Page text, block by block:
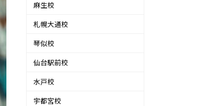
麻生校
札幌大通校
琴似校
仙台駅前校
水戸校
宇都宮校